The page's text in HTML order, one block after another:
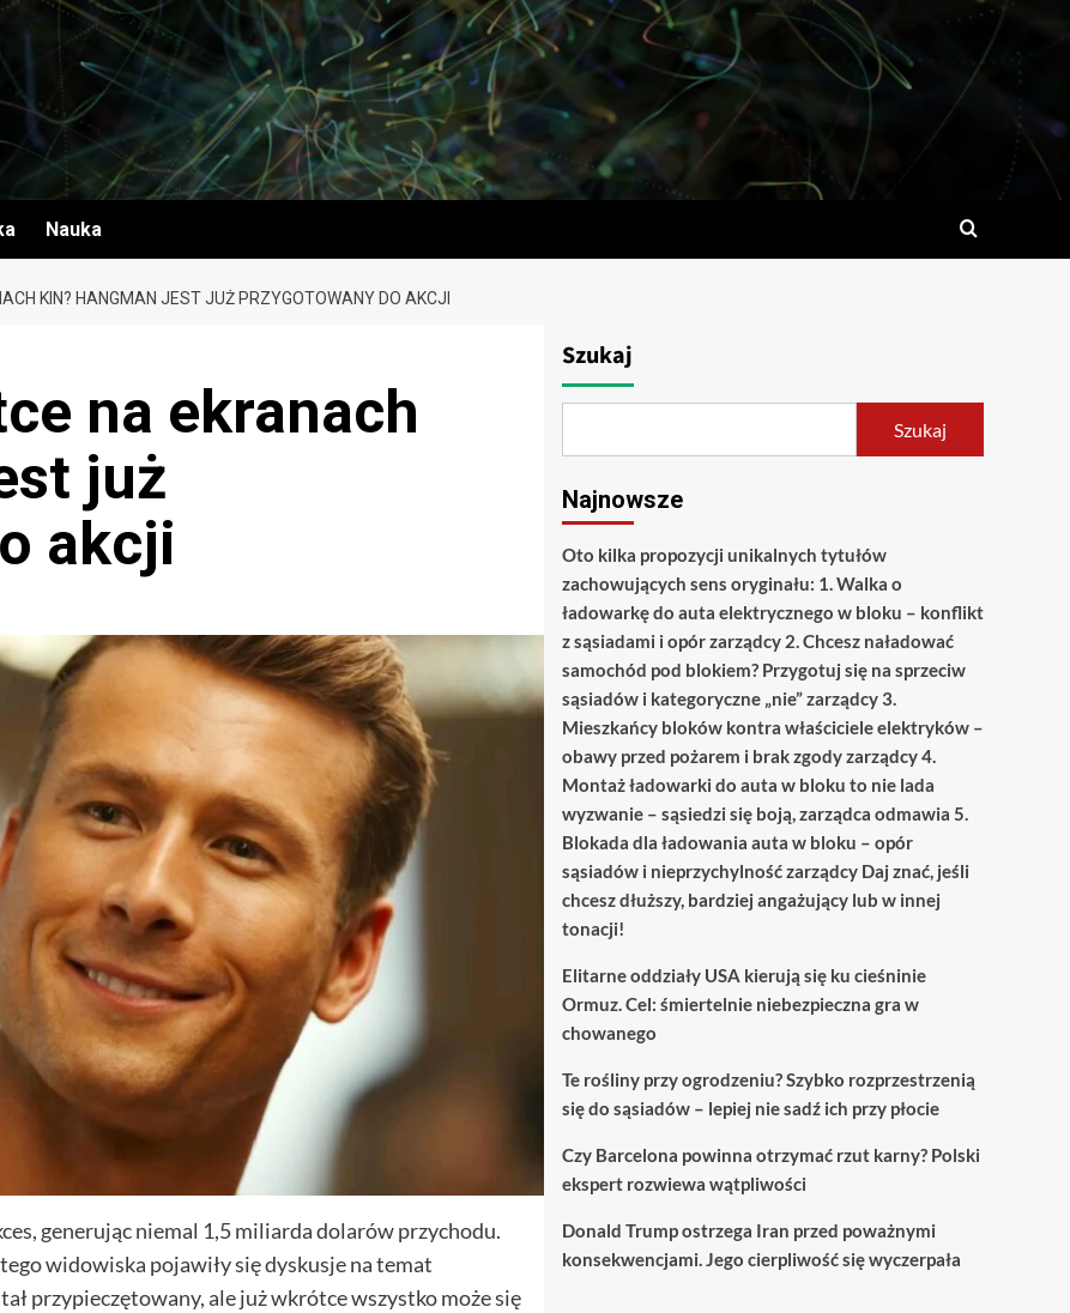
Nauka
KIN? HANGMAN JEST JUŻ PRZYGOTOWANY DO AKCJI
na ekranach
już
akcji
generując niemal 1,5 miliarda dolarów przychodu.
widowiska pojawiły się dyskusje na temat
przypieczętowany, ale już wkrótce wszystko może się
Szukaj
Szukaj
Najnowsze
Oto kilka propozycji unikalnych tytułów
zachowujących sens oryginału: 1. Walka o
ładowarkę do auta elektrycznego w bloku – konflikt
z sąsiadami i opór zarządcy 2. Chcesz naładować
samochód pod blokiem? Przygotuj się na sprzeciw
sąsiadów i kategoryczne „nie” zarządcy 3.
Mieszkańcy bloków kontra właściciele elektryków –
obawy przed pożarem i brak zgody zarządcy 4.
Montaż ładowarki do auta w bloku to nie lada
wyzwanie – sąsiedzi się boją, zarządca odmawia 5.
Blokada dla ładowania auta w bloku – opór
sąsiadów i nieprzychylność zarządcy Daj znać, jeśli
chcesz dłuższy, bardziej angażujący lub w innej
tonacji!
Elitarne oddziały USA kierują się ku cieśninie
Ormuz. Cel: śmiertelnie niebezpieczna gra w
chowanego
Te rośliny przy ogrodzeniu? Szybko rozprzestrzenią
się do sąsiadów – lepiej nie sadź ich przy płocie
Czy Barcelona powinna otrzymać rzut karny? Polski
ekspert rozwiewa wątpliwości
Donald Trump ostrzega Iran przed poważnymi
konsekwencjami. Jego cierpliwość się wyczerpała